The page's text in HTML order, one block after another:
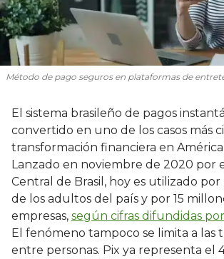
Método de pago seguros en plataformas de
El sistema brasileño de pagos
convertido en uno de los casos más
transformación financiera en América
Lanzado en noviembre de 2020 por
Central de Brasil, hoy es utilizado por
de los adultos del país y por 15
empresas, según cifras difundidas
El fenómeno tampoco se limita a las
entre personas. Pix ya representa el